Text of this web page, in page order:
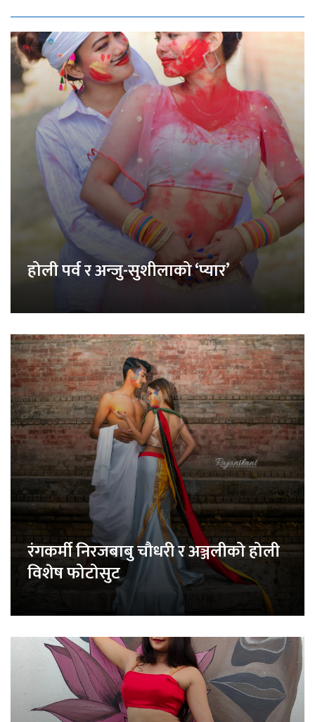
होली पर्व र अन्जु-सुशीलाको ‘प्यार’
रंगकर्मी निरजबाबु चौधरी र अञ्जलीको होली
विशेष फोटोसुट